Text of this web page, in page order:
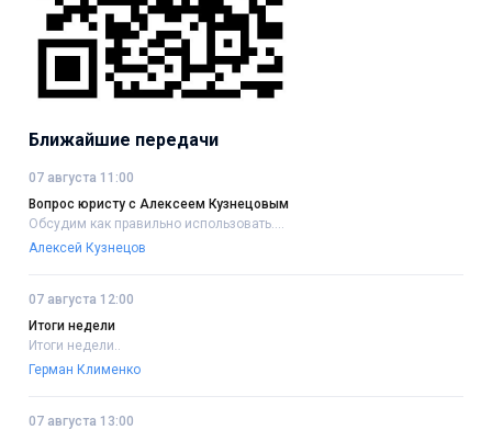
Ближайшие передачи
07 августа 11:00
Вопрос юристу с Алексеем Кузнецовым
Обсудим как правильно использовать....
Алексей Кузнецов
07 августа 12:00
Итоги недели
Итоги недели..
Герман Клименко
07 августа 13:00